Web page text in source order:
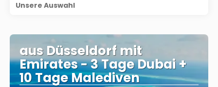
Unsere Auswahl
aus Düsseldorf mit
Emirates - 3 Tage Dubai +
10 Tage Malediven